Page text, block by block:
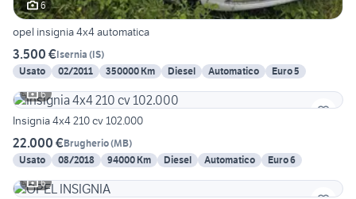
6
opel insignia 4x4 automatica
3.500 €Isernia (IS)
Usato
02/2011 350000 Km Diesel Automatico
Euro 5
6
Insignia 4x4 210 cv 102.000
22.000 €Brugherio(MB)
Usato
08/2018 94000 Km Diesel Automatico
Euro 6
6